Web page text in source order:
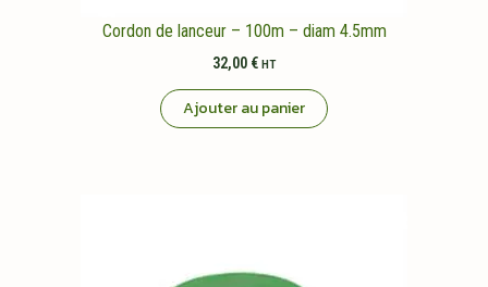
Cordon de lanceur – 100m – diam 4.5mm
32,00 € HT
Ajouter au panier